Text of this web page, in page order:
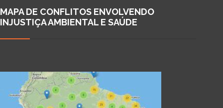
MAPA DE CONFLITOS ENVOLVENDO
INJUSTIÇA AMBIENTAL E SAÚDE